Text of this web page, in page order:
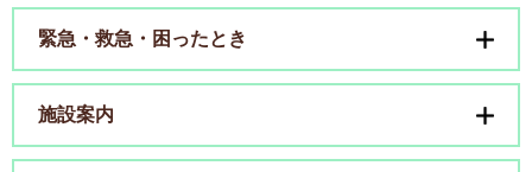
緊急・救急・困ったとき
施設案内